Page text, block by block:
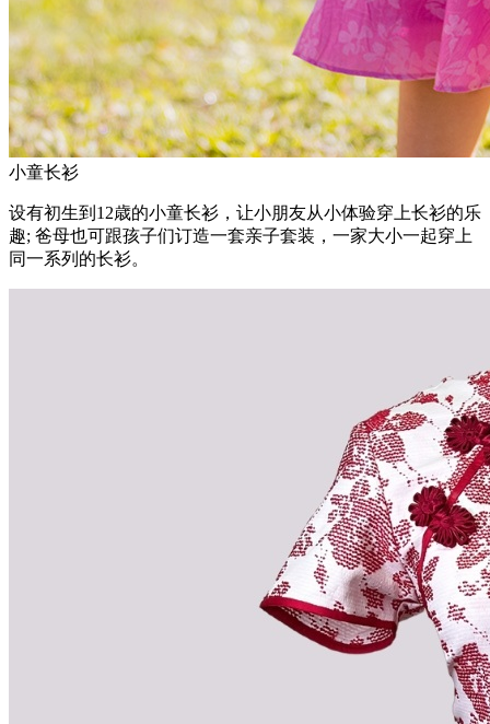
小童长衫
设有初生到12歳的小童长衫，让小朋友从小体验穿上长衫的乐
趣; 爸母也可跟孩子们订造一套亲子套装，一家大小一起穿上
同一系列的长衫。